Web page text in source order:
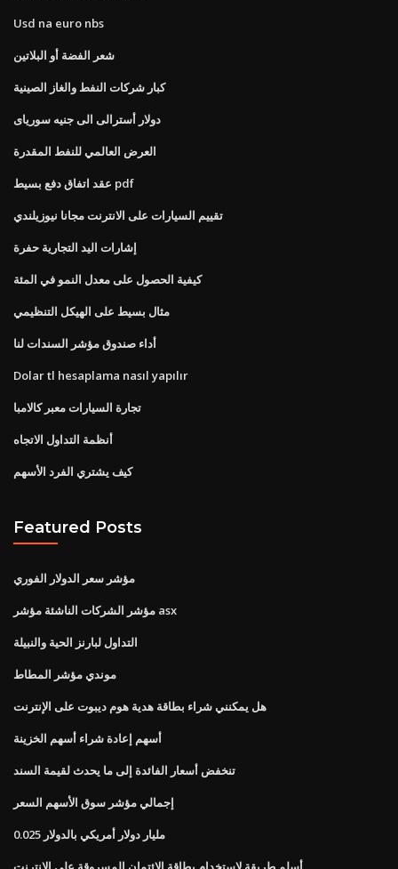
Usd na euro nbs
شعر الفضة أو البلاتين
كبار شركات النفط والغاز الصينية
دولار أسترالى الى جنيه سورياى
العرض العالمي للنفط المقدرة
عقد اتفاق دفع بسيط pdf
تقييم السيارات على الانترنت مجانا نيوزيلندي
إشارات اليد التجارية حفرة
كيفية الحصول على معدل النمو في المئة
مثال بسيط على الهيكل التنظيمي
أداء صندوق مؤشر السندات لنا
Dolar tl hesaplama nasıl yapılır
تجارة السيارات معبر كالامبا
أنظمة التداول الاتجاه
كيف يشتري الفرد الأسهم
Featured Posts
مؤشر سعر الدولار الفوري
مؤشر الشركات الناشئة مؤشر asx
التداول لبارنز الحية والنبيلة
موندي مؤشر المطاط
هل يمكنني شراء بطاقة هدية هوم ديبوت على الإنترنت
أسهم إعادة شراء أسهم الخزينة
تنخفض أسعار الفائدة إلى ما يحدث لقيمة السند
إجمالي مؤشر سوق الأسهم السعر
0.025 مليار دولار أمريكي بالدولار